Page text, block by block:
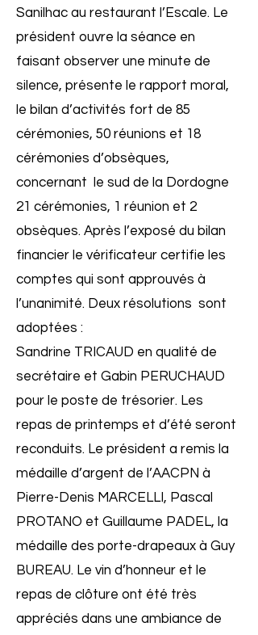
Sanilhac au restaurant l’Escale. Le
président ouvre la séance en
faisant observer une minute de
silence, présente le rapport moral,
le bilan d’activités fort de 85
cérémonies, 50 réunions et 18
cérémonies d’obsèques,
concernant le sud de la Dordogne
21 cérémonies, 1 réunion et 2
obsèques. Après l’exposé du bilan
financier le vérificateur certifie les
comptes qui sont approuvés à
l’unanimité. Deux résolutions sont
adoptées :
Sandrine TRICAUD en qualité de
secrétaire et Gabin PERUCHAUD
pour le poste de trésorier. Les
repas de printemps et d’été seront
reconduits. Le président a remis la
médaille d’argent de l’AACPN à
Pierre-Denis MARCELLI, Pascal
PROTANO et Guillaume PADEL, la
médaille des porte-drapeaux à Guy
BUREAU. Le vin d’honneur et le
repas de clôture ont été très
appréciés dans une ambiance de